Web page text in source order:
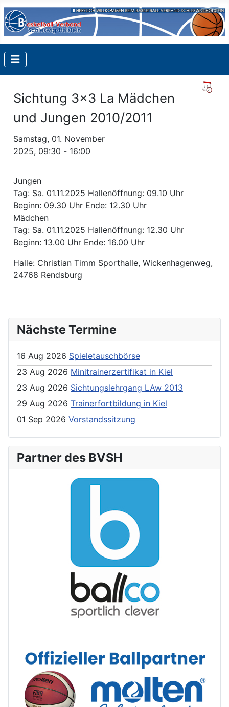
Sichtung 3x3 La Mädchen
und Jungen 2010/2011
Samstag, 01. November
2025, 09:30 - 16:00
Jungen
Tag: Sa. 01.11.2025 Hallenöffnung: 09.10 Uhr
Beginn: 09.30 Uhr Ende: 12.30 Uhr
Mädchen
Tag: Sa. 01.11.2025 Hallenöffnung: 12.30 Uhr
Beginn: 13.00 Uhr Ende: 16.00 Uhr
Halle: Christian Timm Sporthalle, Wickenhagenweg,
24768 Rendsburg
Nächste Termine
16 Aug 2026 Spieletauschbörse
23 Aug 2026 Minitrainerzertifikat in Kiel
23 Aug 2026 Sichtungslehrgang LAw 2013
29 Aug 2026 Trainerfortbildung in Kiel
01 Sep 2026 Vorstandssitzung
Partner des BVSH